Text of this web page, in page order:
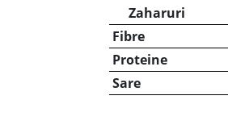
Zaharuri
Fibre
Proteine
Sare